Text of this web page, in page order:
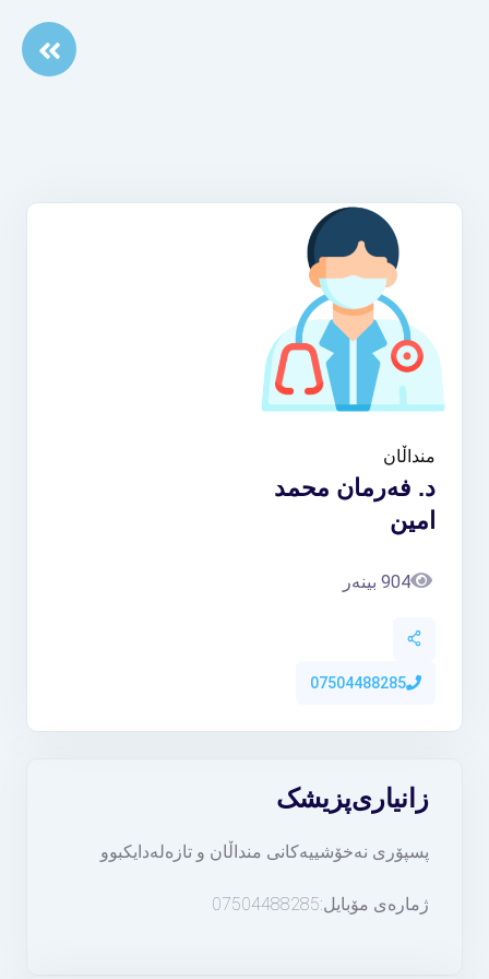
منداڵان
د. فەرمان محمد
امین
904 بینەر
07504488285
پزیشکزانیاری
پسپۆری نەخۆشییەکانی منداڵان و تازەلەدایکبوو
ژمارەی مۆبایل:07504488285